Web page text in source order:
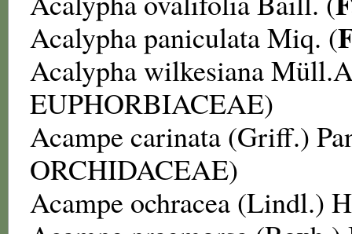
Acalypha paniculataMiq. (
Acalypha wilkesiana
EUPHORBIACEAE)
Acampe carinata (Griff.)
ORCHIDACEAE)
Acampe ochracea (Lindl.)